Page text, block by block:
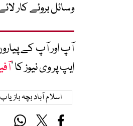
وسائل بروئے کار
آپ اور آپ کے
ایپ پر وی نیوز کا ’
اسلام آباد بچہ بازیاب